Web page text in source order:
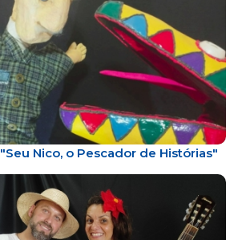
"Seu Nico, o Pescador de Histórias"